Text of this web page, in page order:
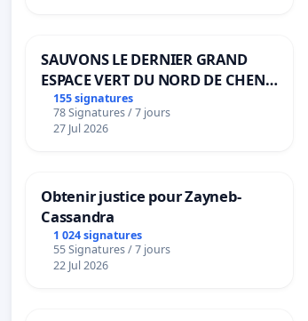
SAUVONS LE DERNIER GRAND
ESPACE VERT DU NORD DE CHENE-
BOUGERIES
155 signatures
78 Signatures / 7 jours
27 Jul 2026
Obtenir justice pour Zayneb-
Cassandra
1 024 signatures
55 Signatures / 7 jours
22 Jul 2026